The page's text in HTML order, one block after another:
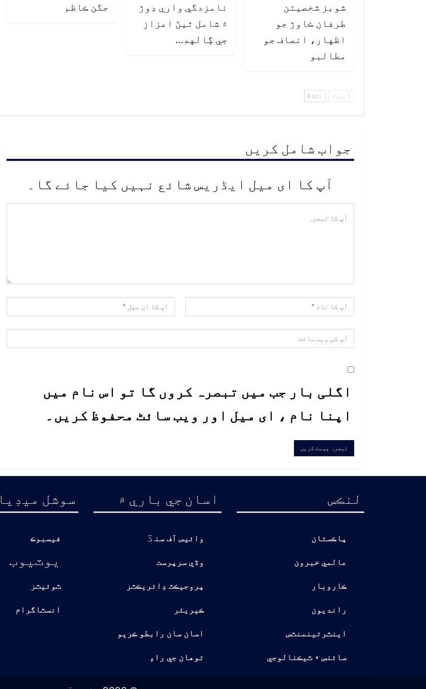
شوبز شخصيتن
طرفان ڪاوڙ جو
اظهار، انصاف جو
مطالبو
نامزدگي واري ڊوڙ
۾ شامل ٿيڻ اعزاز
جي ڳالهه…
جگن ڪاظم
پچھلا اگلا
جواب شامل کریں
آپ کا ای میل ایڈریس شائع نہیں کیا جائے گا۔
اگلی بار جب میں تبصرہ کروں گا تو اس نام میں
اپنا نام ، ای میل اور ویب سائٹ محفوظ کریں۔
لنڪس
پاڪستان
عالمي خبرون
ڪاروبار
رانديون
اينٽرتينمنٽس
سائنس ۽ ٽيڪنالوجي
اسان جي باري ۾
وائيس آف سن ڌ
وڏي سرپرست
پروجيڪٽ ڊائريڪٽر
ڪيريئر
اسان سان رابطو ڪريو
توهان جي راءِ
سوشل ميڊيا
فيسبوڪ
يوٽيوب
ٽوئيٽر
انسٽاگرام